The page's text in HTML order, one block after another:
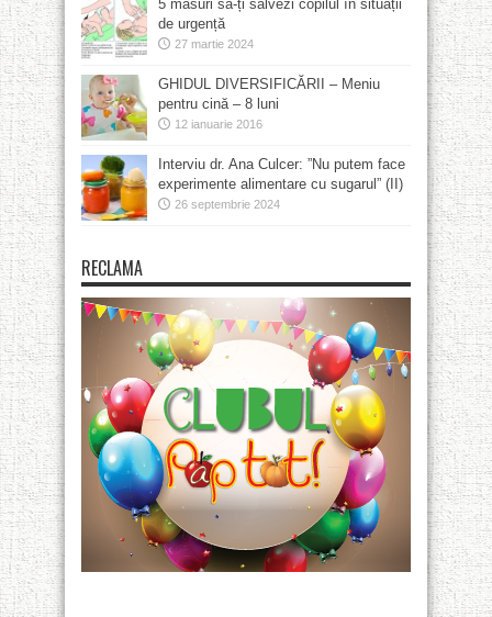
5 măsuri să-ți salvezi copilul în situații
de urgență
27 martie 2024
GHIDUL DIVERSIFICĂRII – Meniu
pentru cină – 8 luni
12 ianuarie 2016
Interviu dr. Ana Culcer: ”Nu putem face
experimente alimentare cu sugarul” (II)
26 septembrie 2024
RECLAMA